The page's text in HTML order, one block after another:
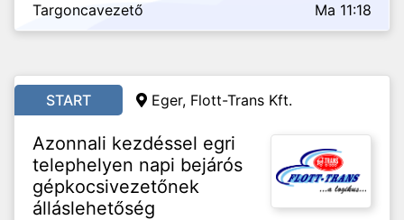
Targoncavezető
Ma 11:18
START Eger, Flott-Trans Kft.
Azonnali kezdéssel egri
telephelyen napi bejárós
gépkocsivezetőnek
álláslehetőség